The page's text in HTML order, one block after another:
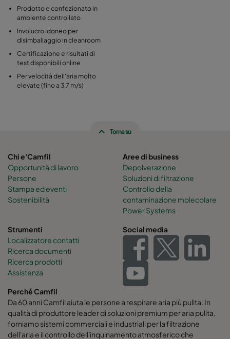
Prodotto e confezionato in
ambiente controllato
Involucro idoneo per
disimballaggio in cleanroom
Certificazione e risultati di
test disponibili online
Per velocità dell'aria molto
elevate (fino a 3,7 m/s)
Torna su
Chi e'Camfil
Opportunità di lavoro
Persone
Stampa ed eventi
Sostenibilità
Aree di business
Depolverazione
Soluzioni di filtrazione
Controllo della
contaminazione molecolare
Power Systems
Strumenti
Localizzatore contatti
Ricerca documenti
Ricerca prodotti
Assistenza
Social media
Perché Camfil
Da 60 anni Camfil aiuta le persone a respirare aria più pulita. In
qualità di produttore leader di soluzioni premium per aria pulita,
forniamo sistemi commerciali e industriali per la filtrazione
dell'aria e il controllo dell'inquinamento atmosferico che